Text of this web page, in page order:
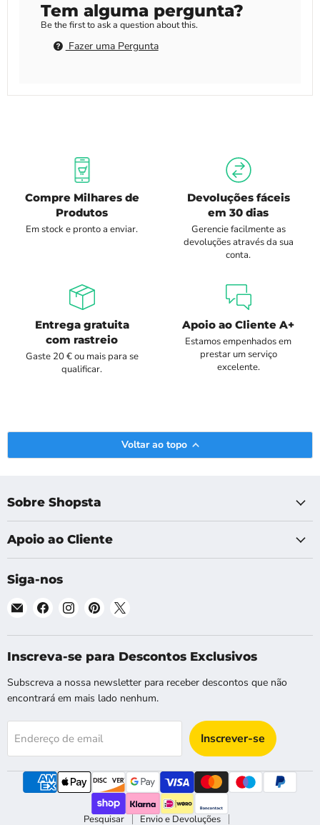
Tem alguma pergunta?
Be the first to ask a question about this.
Fazer uma Pergunta
Compre Milhares de
Produtos
Em stock e pronto a enviar.
Devoluções fáceis
em 30 dias
Gerencie facilmente as
devoluções através da sua
conta.
Entrega gratuita
com rastreio
Gaste 20 € ou mais para se
qualificar.
Apoio ao Cliente A+
Estamos empenhados em
prestar um serviço
excelente.
Voltar ao topo
Sobre Shopsta
Apoio ao Cliente
Siga-nos
Email
EU
Encontre-
no
Facebook
Encontre-
no
Instagram
Encontre-
no
Pinterest
no
X
Inscreva-se para Descontos Exclusivos
Subscreva a nossa newsletter para receber descontos que não
encontrará em mais lado nenhum.
Endereço de email Inscrever-se
Pesquisar Envio e Devoluções